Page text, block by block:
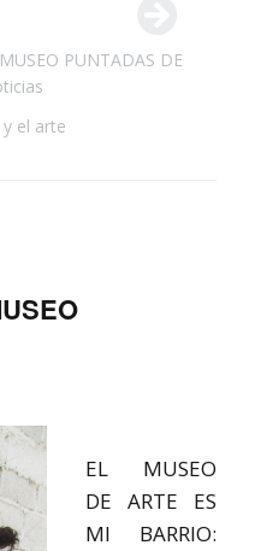
MUSEO PUNTADAS DE
el arte
EL MUSEO
DE ARTE ES
MI BARRIO: